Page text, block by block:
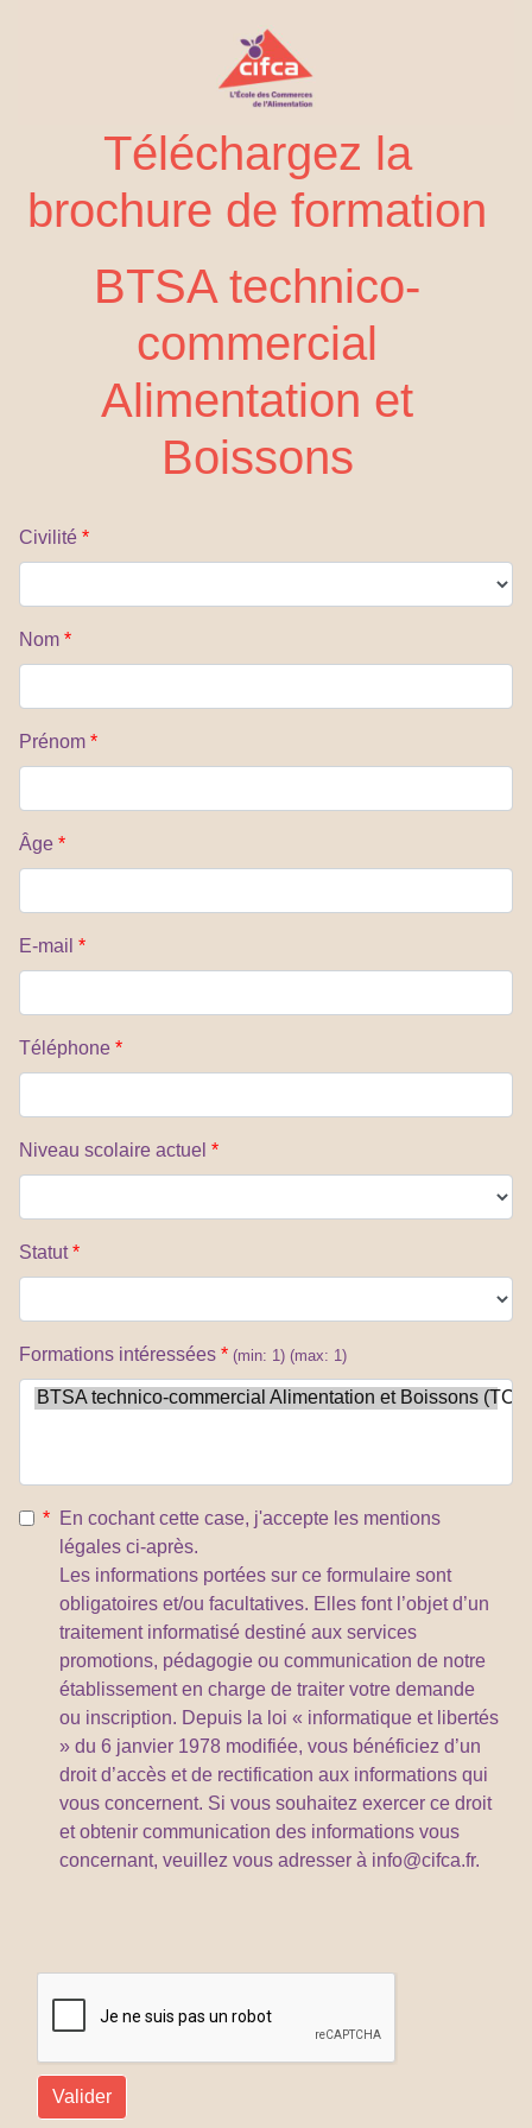
Téléchargez la
brochure de formation
BTSA technico-
commercial
Alimentation et
Boissons
Civilité *
Nom *
Prénom *
Âge *
E-mail *
Téléphone *
Niveau scolaire actuel *
Statut*
Formations intéressées * (min: 1) (max: 1)
* En cochant cette case, j'accepte les mentions
légales ci-après.
Les informations portées sur ce formulaire sont
obligatoires et/ou facultatives. Elles font l’objet d’un
traitement informatisé destiné aux services
promotions, pédagogie ou communication de notre
établissement en charge de traiter votre demande
ou inscription. Depuis la loi « informatique et libertés
» du 6 janvier 1978 modifiée, vous bénéficiez d’un
droit d’accès et de rectification aux informations qui
vous concernent. Si vous souhaitez exercer ce droit
et obtenir communication des informations vous
concernant, veuillez vous adresser à info@cifca.fr.
Valider